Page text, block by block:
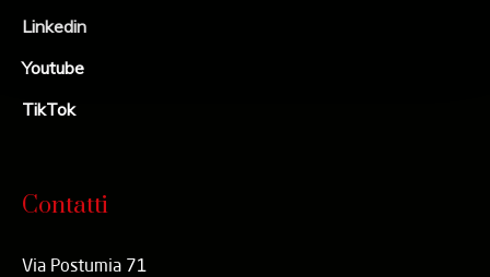
Linkedin
Youtube
TikTok
Contatti
Via Postumia 71